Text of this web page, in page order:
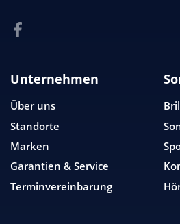
Unternehmen
Über uns
Standorte
Marken
Garantien & Service
Terminvereinbarung